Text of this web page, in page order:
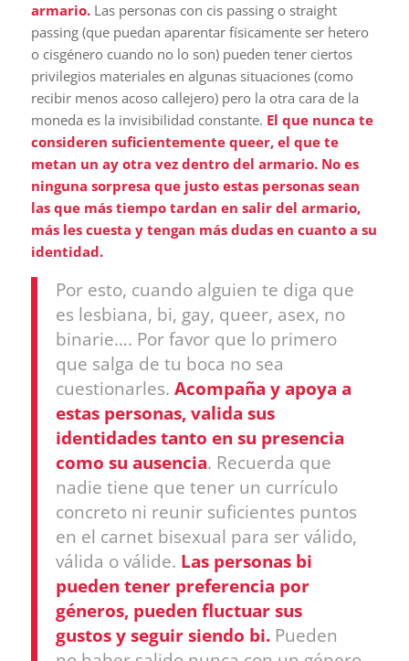
armario.Las personas con cis passing o straight
passing (que puedan aparentar físicamente ser hetero
o cisgénero cuando no lo son) pueden tener ciertos
privilegios materiales en algunas situaciones (como
recibir menos acoso callejero) pero la otra cara de la
moneda es la invisibilidad constante. El que nunca te
consideren suficientemente queer, el que te
metan un ay otra vez dentro del armario. No es
ninguna sorpresa que justo estas personas sean
las que más tiempo tardan en salir del armario,
más les cuesta y tengan más dudas en cuanto a su
identidad.
Por esto, cuando alguien te diga que
es lesbiana, bi, gay, queer, asex, no
binarie…. Por favor que lo primero
que salga de tu boca no sea
cuestionarles. Acompaña y apoya a
estas personas, valida sus
identidades tanto en su presencia
como su ausencia. Recuerda que
nadie tiene que tener un currículo
concreto ni reunir suficientes puntos
en el carnet bisexual para ser válido,
válida o válide. Las personas bi
pueden tener preferencia por
géneros, pueden fluctuar sus
gustos y seguir siendo bi.Pueden